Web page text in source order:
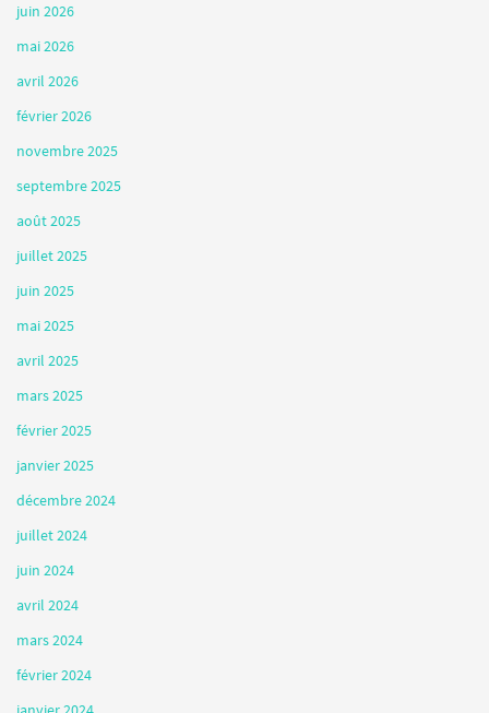
juin 2026
mai 2026
avril 2026
février 2026
novembre 2025
septembre 2025
août 2025
juillet 2025
juin 2025
mai 2025
avril 2025
mars 2025
février 2025
janvier 2025
décembre 2024
juillet 2024
juin 2024
avril 2024
mars 2024
février 2024